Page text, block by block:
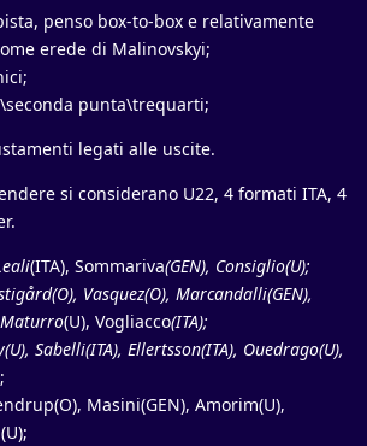
penso box-to-box e relativamente
erede di Malinovskyi;
punta\trequarti;
legati alle uscite.
si considerano U22, 4 formati ITA, 4
(ITA), Sommariva(GEN), Consiglio(U);
Vasquez(O), Marcandalli(GEN),
Maturro(U), Vogliacco(ITA);
Sabelli(ITA), Ellertsson(ITA), Ouedrago(U),
Masini(GEN), Amorim(U),